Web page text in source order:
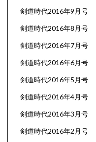
剣道時代2016年9月号
剣道時代2016年8月号
剣道時代2016年7月号
剣道時代2016年6月号
剣道時代2016年5月号
剣道時代2016年4月号
剣道時代2016年3月号
剣道時代2016年2月号